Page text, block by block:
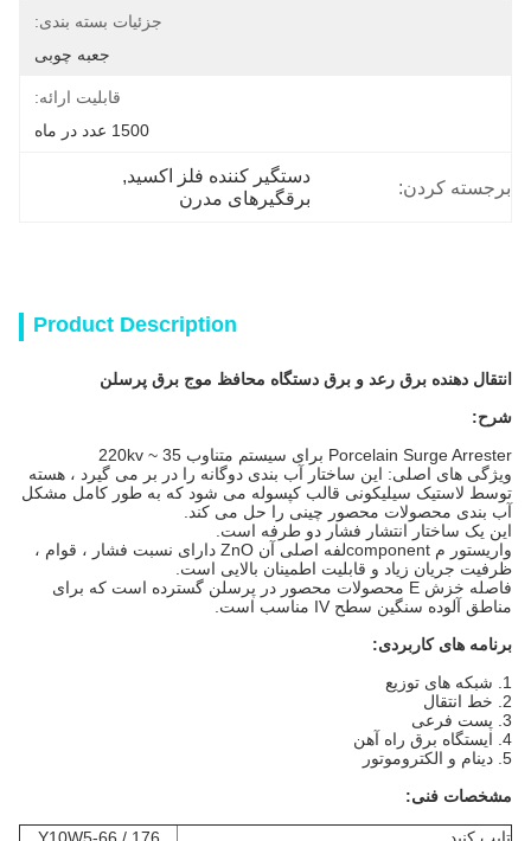
جزئیات بسته بندی:
جعبه چوبی
قابلیت ارائه:
1500 عدد در ماه
برجسته کردن:
دستگیر کننده فلز اکسید,
برقگیرهای مدرن
Product Description
انتقال دهنده برق رعد و برق دستگاه محافظ موج برق پرسلن
شرح:
Porcelain Surge Arrester برای سیستم متناوب 35 ~ 220kv
ویژگی های اصلی: این ساختار آب بندی دوگانه را در بر می گیرد ، هسته
توسط لاستیک سیلیکونی قالب کپسوله می شود که به طور کامل مشکل
آب بندی محصولات محصور چینی را حل می کند.
این یک ساختار انتشار فشار دو طرفه است.
واریستور م componentلفه اصلی آن ZnO دارای نسبت فشار ، قوام ،
ظرفیت جریان زیاد و قابلیت اطمینان بالایی است.
فاصله خزش E محصولات محصور در پرسلن گسترده است که برای
مناطق آلوده سنگین سطح IV مناسب است.
برنامه های کاربردی:
4. ایستگاه برق راه آهن
5. دینام و الکتروموتور
مشخصات فنی: